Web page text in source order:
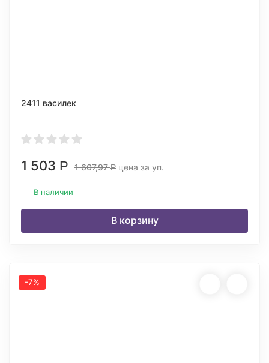
2411 василек
1 503 Р 1 607,97Р цена за уп.
В наличии
В корзину
-7%